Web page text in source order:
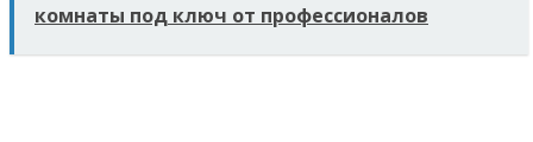
комнаты под ключ от профессионалов